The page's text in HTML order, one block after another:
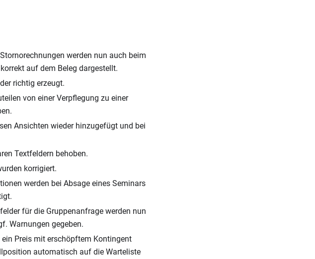
werden nun auch beim
auf dem Beleg dargestellt.
richtig erzeugt.
von einer Verpflegung zu einer
Ansichten wieder hinzugefügt und bei
Textfeldern behoben.
korrigiert.
werden bei Absage eines Seminars
für die Gruppenanfrage werden nun
Warnungen gegeben.
Preis mit erschöpftem Kontingent
automatisch auf die Warteliste